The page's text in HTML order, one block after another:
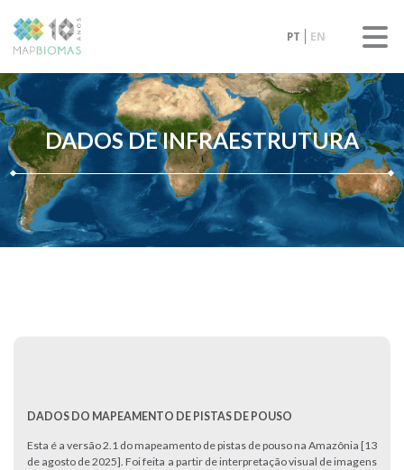
PT EN
DADOS DE INFRAESTRUTURA
DADOS DO MAPEAMENTO DE PISTAS DE POUSO
Esta é a versão 2.1 do mapeamento de pistas de pouso na Amazônia [13
de agosto de 2025]. Foi feita a partir de interpretação visual de imagens